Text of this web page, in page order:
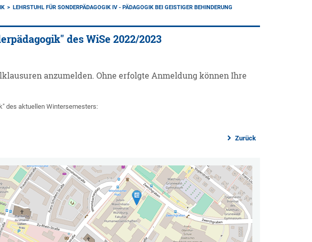
LEHRSTUHL FÜR SONDERPÄDAGOGIK IV - PÄDAGOGIK BEI GEISTIGER BEHINDERUNG
des WiSe 2022/2023
anzumelden. Ohne erfolgte Anmeldung können Ihre
des aktuellen Wintersemesters:
Zurück